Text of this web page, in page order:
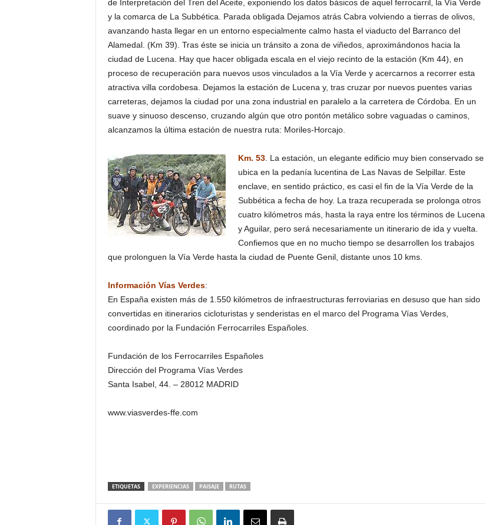
de Interpretación del Tren del Aceite, exponiendo los datos básicos de aquel ferrocarril, la Vía Verde
y la comarca de La Subbética. Parada obligada Dejamos atrás Cabra volviendo a tierras de olivos,
avanzando hasta llegar en un entorno especialmente calmo hasta el viaducto del Barranco del
Alamedal. (Km 39). Tras éste se inicia un tránsito a zona de viñedos, aproximándonos hacia la
ciudad de Lucena. Hay que hacer obligada escala en el viejo recinto de la estación (Km 44), en
proceso de recuperación para nuevos usos vinculados a la Vía Verde y acercarnos a recorrer esta
atractiva villa cordobesa. Dejamos la estación de Lucena y, tras cruzar por nuevos puentes varias
carreteras, dejamos la ciudad por una zona industrial en paralelo a la carretera de Córdoba. En un
suave y sinuoso descenso, cruzando algún que otro pontón metálico sobre vaguadas o caminos,
alcanzamos la última estación de nuestra ruta: Moriles-Horcajo.
Km. 53. La estación, un elegante edificio muy bien conservado se
ubica en la pedanía lucentina de Las Navas de Selpillar. Este
enclave, en sentido práctico, es casi el fin de la Vía Verde de la
Subbética a fecha de hoy. La traza recuperada se prolonga otros
cuatro kilómetros más, hasta la raya entre los términos de Lucena
y Aguilar, pero será necesariamente un itinerario de ida y vuelta.
Confiemos que en no mucho tiempo se desarrollen los trabajos
que prolonguen la Vía Verde hasta la ciudad de Puente Genil, distante unos 10 kms.
Información Vías Verdes:
En España existen más de 1.550 kilómetros de infraestructuras ferroviarias en desuso que han sido
convertidas en itinerarios cicloturistas y senderistas en el marco del Programa Vías Verdes,
coordinado por la Fundación Ferrocarriles Españoles.
Fundación de los Ferrocarriles Españoles
Dirección del Programa Vías Verdes
Santa Isabel, 44. – 28012 MADRID
www.viasverdes-ffe.com
ETIQUETAS EXPERIENCIAS PAISAJE RUTAS